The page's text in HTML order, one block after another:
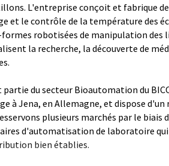
L'entreprise conçoit et fabrique
et le contrôle de la température des
robotisées de manipulation des
la recherche, la découverte de
partie du secteur Bioautomation du
à Jena, en Allemagne, et dispose
plusieurs marchés par le biais
d'automatisation de laboratoire
bien établies.